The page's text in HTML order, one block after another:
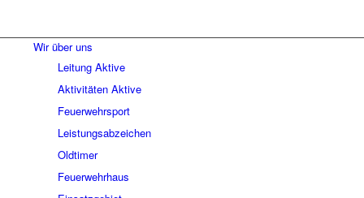
Wir über uns
Leitung Aktive
Aktivitäten Aktive
Feuerwehrsport
Leistungsabzeichen
Oldtimer
Feuerwehrhaus